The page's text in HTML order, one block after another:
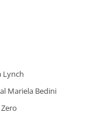
Lynch
Mariela Bedini